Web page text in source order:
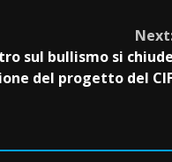
sul bullismo si chiude
del progetto del